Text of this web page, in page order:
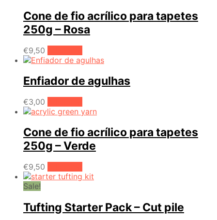
era:
€10,00.
é:
€6,00.
Cone de fio acrílico para tapetes
250g – Rosa
€9,50
Enfiador de agulhas
€3,00
Cone de fio acrílico para tapetes
250g – Verde
€9,50
Sale!
Tufting Starter Pack – Cut pile